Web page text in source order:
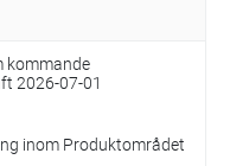
kommande
2026-07-01
inom Produktområdet